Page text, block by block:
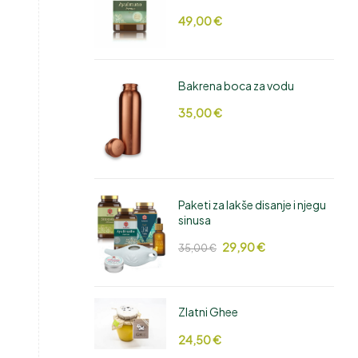
49,00€
Bakrena boca za vodu
35,00€
Paketi za lakše disanje i njegu
sinusa
35,00€ 29,90€
Zlatni Ghee
24,50€